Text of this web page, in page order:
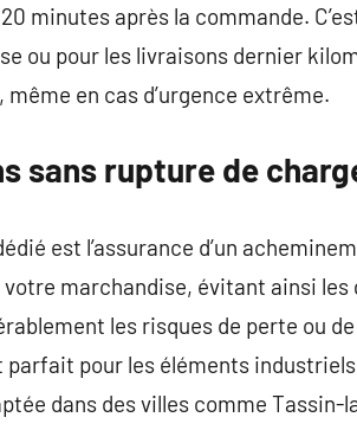
minutes après la commande.
ou pour les livraisons dernier
en cas d’urgence extrême.
sans rupture de
est l’assurance d’un
marchandise, évitant ainsi
les risques de perte ou
pour les éléments
dans des villes comme Tassin-